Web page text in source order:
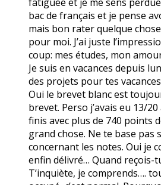
bac de français et je pense
mais bon rater quelque
pour moi. J’ai juste
coup: mes études, mon
Je suis en vacances depuis
des projets pour tes
Oui le brevet blanc est
brevet. Perso j’avais eu 13/
finis avec plus de 740 points
grand chose. Ne te base pas
concernant les notes. Oui je
enfin délivré… Quand reçois-
T’inquiète, je comprends….